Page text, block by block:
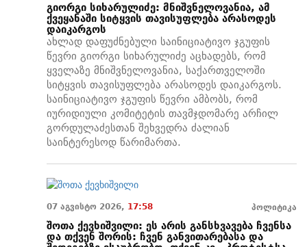
გიორგი სიხარულიძე: მნიშვნელოვანია, ამ
ქვეყანაში სიტყვის თავისუფლება არასოდეს
დაიკარგოს
ახლად დაფუძნებული საინიციატივო ჯგუფის
წევრი გიორგი სიხარულიძე აცხადებს, რომ
ყველაზე მნიშვნელოვანია, საქართველოში
სიტყვის თავისუფლება არასოდეს დაიკარგოს.
საინიციატივო ჯგუფის წევრი ამბობს, რომ
იურიდიული კომიტეტის თავმჯდომარე არჩილ
გორდულაძესთან შეხვედრა ძალიან
საინტერესოდ წარიმართა.
07 აგვისტო 2026, 17:58 პოლიტიკა
შოთა ქევხიშვილი: ეს არის განსხვავება ჩვენსა
და თქვენ შორის: ჩვენ განვითარებასა და